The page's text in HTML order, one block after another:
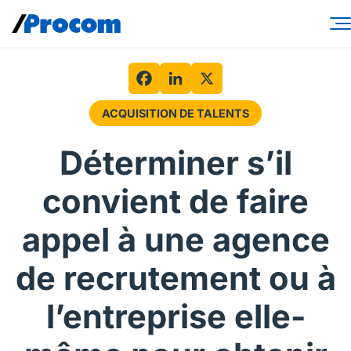
Solutions de main-d’œuvre
Perspectives
À propos
Connexion contractuel
Connexion client
FacebookLinkedIn X
ACQUISITION DE TALENTS
Déterminer s’il
convient de faire
appel à une agence
de recrutement ou à
l’entreprise elle-